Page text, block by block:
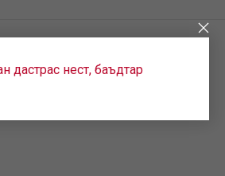
дастрас нест, баъдтар